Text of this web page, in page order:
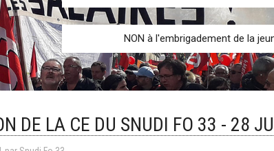
NON à l'embrigadement de la
DE LA CE DU SNUDI FO 33 - 28